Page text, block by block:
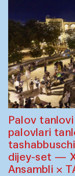
Palov
palovlari
dijey-set —
Ansambli ×